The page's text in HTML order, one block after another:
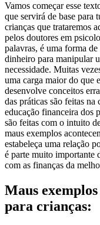
Vamos começar esse
que servirá de base para
crianças que trataremos
pelos doutores em
palavras, é uma forma
dinheiro para manipular
necessidade. Muitas
uma carga maior do que
desenvolve conceitos
das práticas são feitas
educação financeira dos
são feitas com o intuito
maus exemplos
estabeleça uma relação
é parte muito importante
com as finanças da
Maus
para crianças: